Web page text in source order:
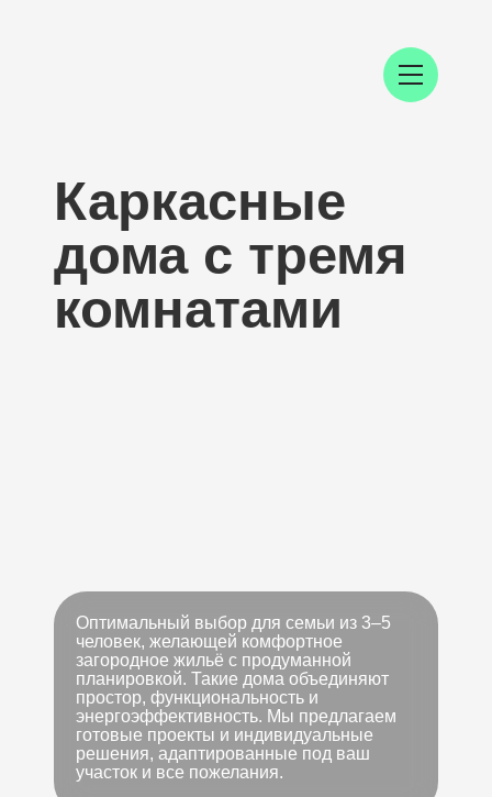
Каркасные
дома с тремя
комнатами
Оптимальный выбор для семьи из 3–5
человек, желающей комфортное
загородное жильё с продуманной
планировкой. Такие дома объединяют
простор, функциональность и
энергоэффективность. Мы предлагаем
готовые проекты и индивидуальные
решения, адаптированные под ваш
участок и все пожелания.